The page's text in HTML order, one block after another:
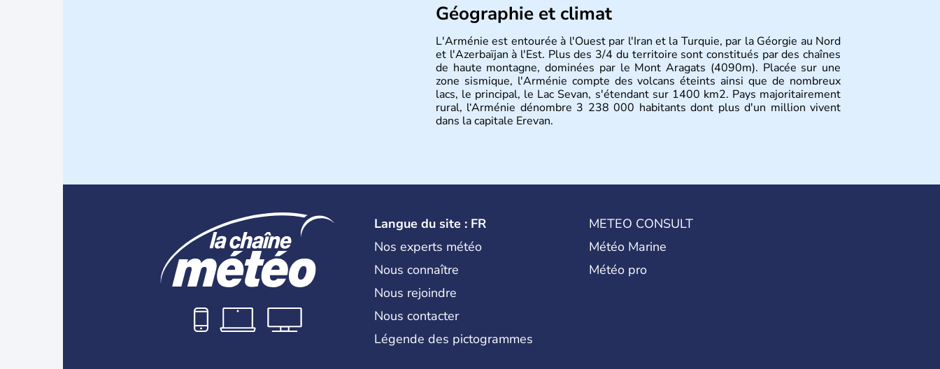
Géographie et climat
L'Arménie est entourée à l'Ouest par l'Iran et la Turquie, par la Géorgie au Nord
et l'Azerbaïjan à l'Est. Plus des 3/4 du territoire sont constitués par des chaînes
de haute montagne, dominées par le Mont Aragats (4090m). Placée sur une
zone sismique, l'Arménie compte des volcans éteints ainsi que de nombreux
lacs, le principal, le Lac Sevan, s'étendant sur 1400 km2. Pays majoritairement
rural, l‘Arménie dénombre 3 238 000 habitants dont plus d'un million vivent
dans la capitale Erevan.
Langue du site : FR
Nos experts météo
Nous connaître
Nous rejoindre
Nous contacter
Légende des pictogrammes
METEO CONSULT
Météo Marine
Météo pro